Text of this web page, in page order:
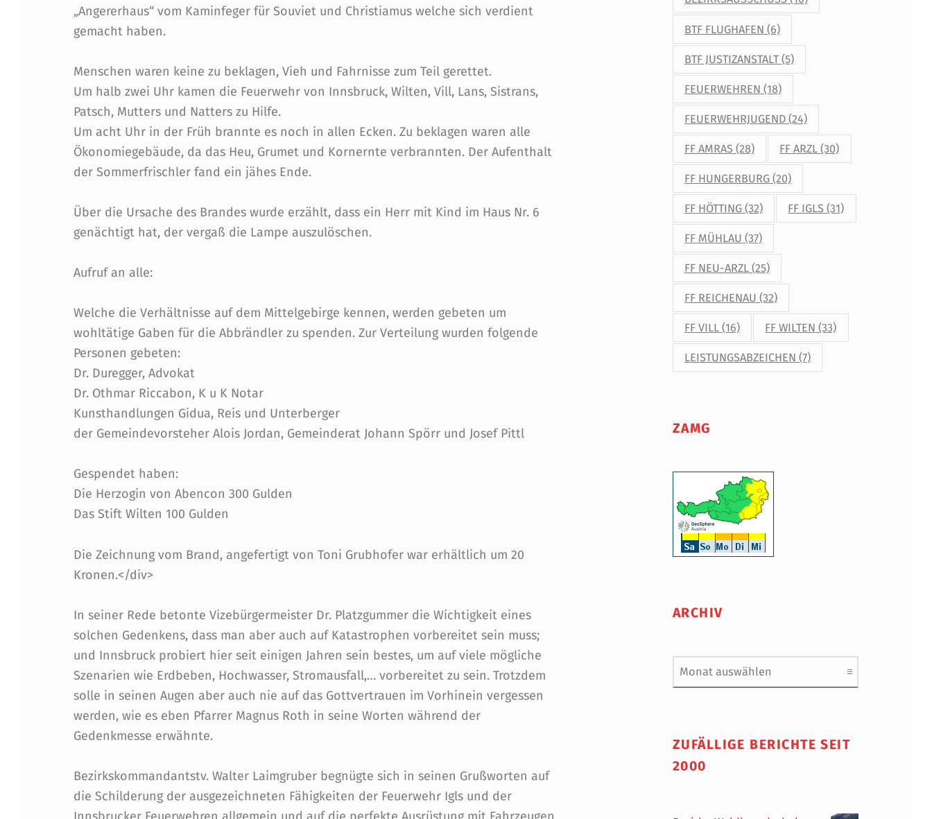
1
8
8
3
N
A
H
E
Z
V
O
L
L
S
T
Ä
N
D
I
G
A
B
G
B
„Angererhaus“ vom Kaminfeger für Souviet und Christiamus welche sich verdient
gemacht haben.
Menschen waren keine zu beklagen, Vieh und Fahrnisse zum Teil gerettet.
Um halb zwei Uhr kamen die Feuerwehr von Innsbruck, Wilten, Vill, Lans, Sistrans,
Patsch, Mutters und Natters zu Hilfe.
Um acht Uhr in der Früh brannte es noch in allen Ecken. Zu beklagen waren alle
Ökonomiegebäude, da das Heu, Grumet und Kornernte verbrannten. Der Aufenthalt
der Sommerfrischler fand ein jähes Ende.
Über die Ursache des Brandes wurde erzählt, dass ein Herr mit Kind im Haus Nr. 6
genächtigt hat, der vergaß die Lampe auszulöschen.
Aufruf an alle:
Welche die Verhältnisse auf dem Mittelgebirge kennen, werden gebeten um
wohltätige Gaben für die Abbrändler zu spenden. Zur Verteilung wurden folgende
Personen gebeten:
Dr. Duregger, Advokat
Dr. Othmar Riccabon, K u K Notar
Kunsthandlungen Gidua, Reis und Unterberger
der Gemeindevorsteher Alois Jordan, Gemeinderat Johann Spörr und Josef Pittl
Gespendet haben:
Die Herzogin von Abencon 300 Gulden
Das Stift Wilten 100 Gulden
Die Zeichnung vom Brand, angefertigt von Toni Grubhofer war erhältlich um 20
Kronen.</div>
In seiner Rede betonte Vizebürgermeister Dr. Platzgummer die Wichtigkeit eines
solchen Gedenkens, dass man aber auch auf Katastrophen vorbereitet sein muss;
und Innsbruck probiert hier seit einigen Jahren sein bestes, um auf viele mögliche
Szenarien wie Erdbeben, Hochwasser, Stromausfall,… vorbereitet zu sein. Trotzdem
solle in seinen Augen aber auch nie auf das Gottvertrauen im Vorhinein vergessen
werden, wie es eben Pfarrer Magnus Roth in seine Worten während der
Gedenkmesse erwähnte.
Bezirkskommandantstv. Walter Laimgruber begnügte sich in seinen Grußworten auf
die Schilderung der ausgezeichneten Fähigkeiten der Feuerwehr Igls und der
BTF FLUGHAFEN (6)
BTF JUSTIZANSTALT (5)
FEUERWEHREN (18)
FEUERWEHRJUGEND (24)
FF AMRAS (28) FF ARZL (30)
FF HUNGERBURG (20)
FF HÖTTING (32) FF IGLS (31)
FF MÜHLAU (37)
FF NEU-ARZL (25)
FF REICHENAU (32)
FF VILL (16) FF WILTEN (33)
LEISTUNGSABZEICHEN (7)
ZAMG
ARCHIV
Archiv
ZUFÄLLIGE BERICHTE SEIT
2000